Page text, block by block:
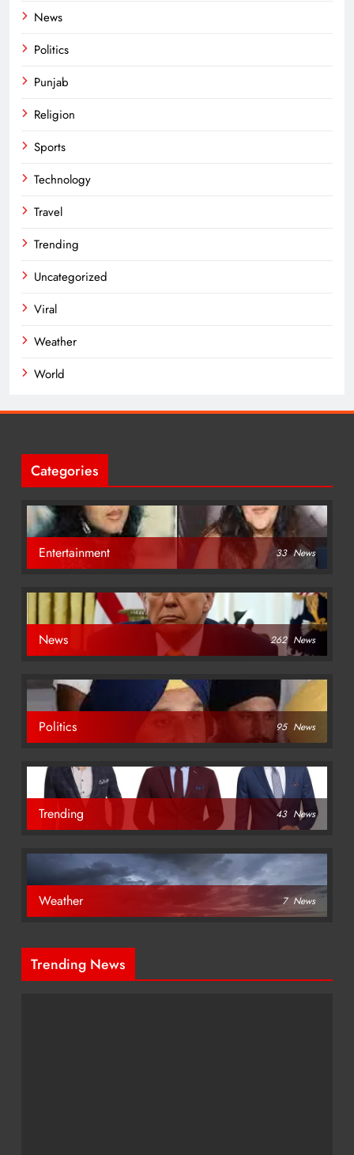
News
Politics
Punjab
Religion
Sports
Technology
Travel
Trending
Uncategorized
Viral
Weather
World
Categories
Entertainment 33 News
News 262 News
Politics 95 News
Trending 43 News
Weather 7 News
Trending News